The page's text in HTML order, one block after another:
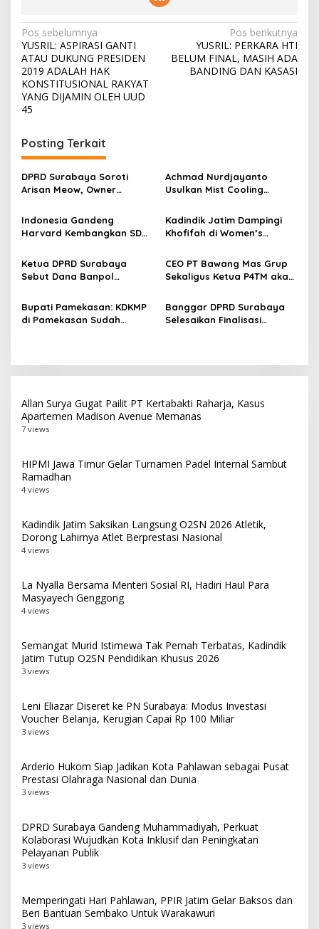
N
a
v
i
g
a
s
i
p
o
s
Pos sebelumnya
YUSRIL: ASPIRASI GANTI
ATAU DUKUNG PRESIDEN
2019 ADALAH HAK
KONSTITUSIONAL RAKYAT
YANG DIJAMIN OLEH UUD
45
Pos berikutnya
YUSRIL: PERKARA HTI
BELUM FINAL, MASIH ADA
BANDING DAN KASASI
Posting Terkait
DPRD Surabaya Soroti
Arisan Meow, Owner
Member Secara Bertahap
Achmad Nurdjayanto
Usulkan Mist Cooling
Surabaya di Tengah Cuaca
Panas
Indonesia Gandeng
Harvard Kembangkan SDM
Dunia
Kadindik Jatim Dampingi
Khofifah di Women’s
Perkuat Kepemimpinan
Perempuan untuk Indonesia
Berdampak
Ketua DPRD Surabaya
Sebut Dana Banpol
Pendidikan Politik
Masyarakat
CEO PT Bawang Mas Grup
Sekaligus Ketua P4TM akan
Tembakau di Madura
Bupati Pamekasan: KDKMP
di Pamekasan Sudah
Banggar DPRD Surabaya
Selesaikan Finalisasi
Allan Surya Gugat Pailit PT Kertabakti Raharja, Kasus
Apartemen Madison Avenue Memanas
7 views
HIPMI Jawa Timur Gelar Turnamen Padel Internal Sambut
Ramadhan
4 views
Kadindik Jatim Saksikan Langsung O2SN 2026 Atletik,
Dorong Lahirnya Atlet Berprestasi Nasional
4 views
La Nyalla Bersama Menteri Sosial RI, Hadiri Haul Para
Masyayech Genggong
4 views
Semangat Murid Istimewa Tak Pernah Terbatas, Kadindik
Jatim Tutup O2SN Pendidikan Khusus 2026
3 views
Leni Eliazar Diseret ke PN Surabaya: Modus Investasi
Voucher Belanja, Kerugian Capai Rp 100 Miliar
3 views
Arderio Hukom Siap Jadikan Kota Pahlawan sebagai Pusat
Prestasi Olahraga Nasional dan Dunia
3 views
DPRD Surabaya Gandeng Muhammadiyah, Perkuat
Kolaborasi Wujudkan Kota Inklusif dan Peningkatan
Pelayanan Publik
3 views
Memperingati Hari Pahlawan, PPIR Jatim Gelar Baksos dan
Beri Bantuan Sembako Untuk Warakawuri
3 views